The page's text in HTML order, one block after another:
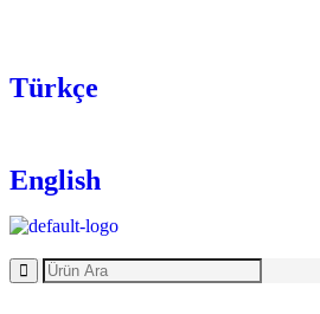
Türkçe
English